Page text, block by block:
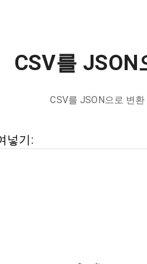
CSV를 JSON
CSV를 JSON으로 변환
넣기: